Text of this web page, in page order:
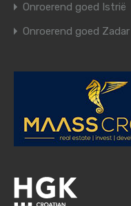
Onroerend goed Istrië
Onroerend goed Zadar